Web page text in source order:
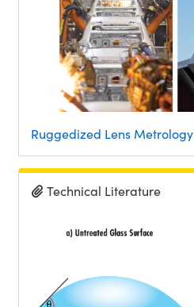
Ruggedized Lens Metrology
Technical Literature